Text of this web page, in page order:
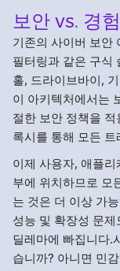
보안 vs. 경
기존의 사이버 보안
필터링과 같은 구식
홀, 드라이브바이,
이 아키텍처에서는
절한 보안 정책을
록시를 통해 모든
이제 사용자, 애플
부에 위치하므로 모
는 것은 더 이상 가
성능 및 확장성 문
딜레마에 빠집니다.
습니까? 아니면 민